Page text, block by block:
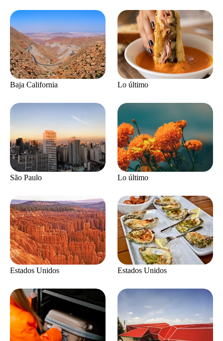
Baja California Lo último
São Paulo Lo último
Estados Unidos Estados Unidos